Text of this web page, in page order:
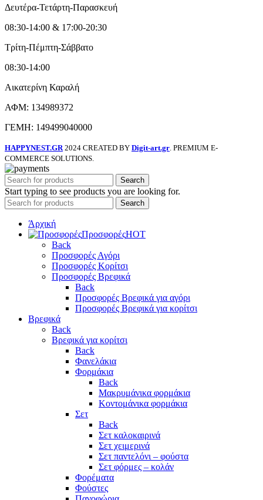
Δευτέρα-Τετάρτη-Παρασκευή
08:30-14:00 & 17:00-20:30
Τρίτη-Πέμπτη-Σάββατο
08:30-14:00
Αικατερίνη Καραλή
ΑΦΜ: 134989372
ΓΕΜΗ: 149499040000
HAPPYNEST.GR 2024 CREATED BY Digit-art.gr . PREMIUM E-
COMMERCE SOLUTIONS.
Search
Start typing to see products you are looking for.
Search
Άρχική
ΠροσφορέςHOT
Back
Προσφορές Αγόρι
Προσφορές Κορίτσι
Προσφορές Βρεφικά
Back
Προσφορές Βρεφικά για αγόρι
Προσφορές Βρεφικά για κορίτσι
Βρεφικά
Back
Βρεφικά για κορίτσι
Back
Φανελάκια
Φορμάκια
Back
Μακρυμάνικα φορμάκια
Κοντομάνικα φορμάκια
Σετ
Back
Σετ καλοκαιρινά
Σετ χειμερινά
Σετ παντελόνι – φούστα
Σετ φόρμες – κολάν
Φορέματα
Φούστες